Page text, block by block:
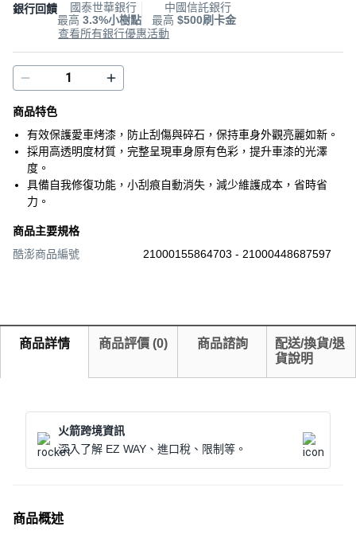
銀行回饋
國泰世華銀行
最高 3.3%小樹點
中國信託銀行
最高 $500刷卡金
查看所有銀行優惠活動
商品特色
有效保護愛車烤漆，防止刮傷與碎石，保持車身外觀亮麗如新。
採用高透明度材質，完整呈現車身原有色彩，提升車漆的光澤
度。
具備自我修復功能，小刮痕自動消失，減少維護成本，省時省
力。
商品主要規格
酷澎商品編號
21000155864703 - 21000448687597
商品詳情 商品評價 (0) 商品諮詢
配送/換貨/退
貨說明
火箭跨境資訊
深入了解 EZ WAY、進口稅、限制等。
商品概述